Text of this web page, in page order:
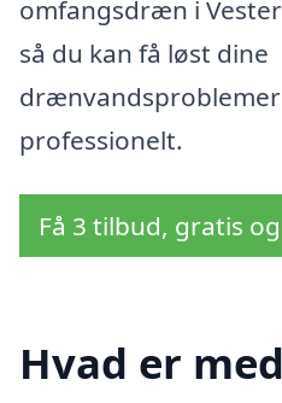
omfangsdræn i
så du kan få løst dine
professionelt.
Få 3 tilbud, gratis
Hvad er